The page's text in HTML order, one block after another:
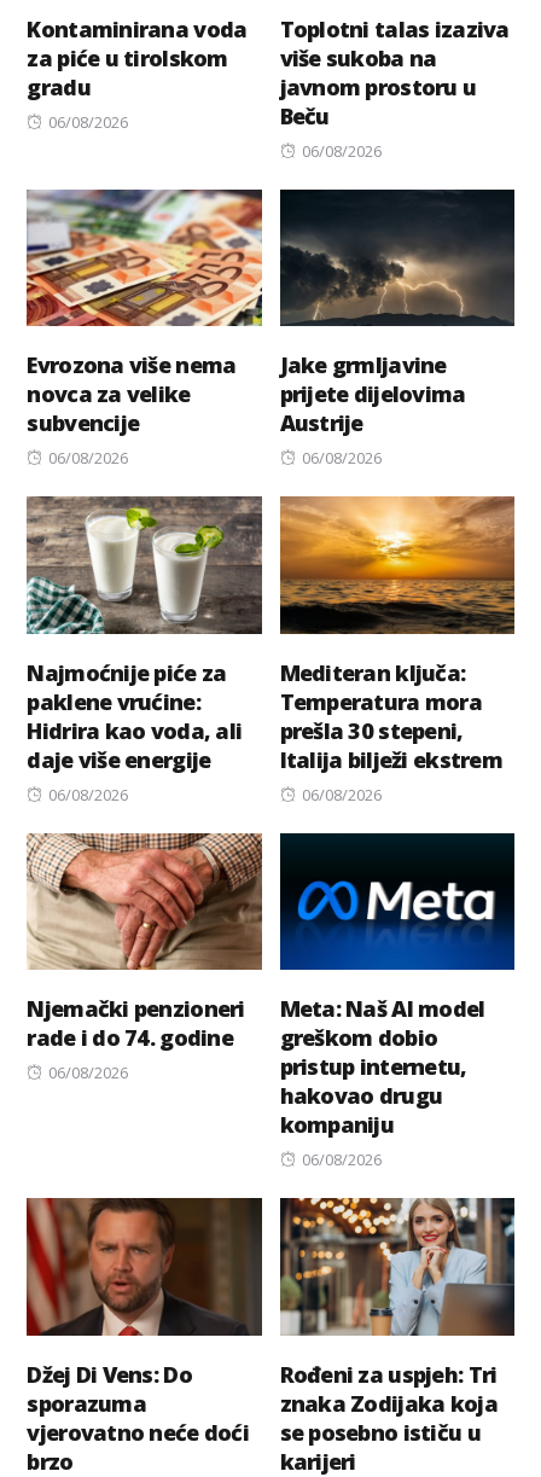
Kontaminirana voda
za piće u tirolskom
gradu
Posted
06/08/2026
Toplotni talas izaziva
više sukoba na
javnom prostoru u
Beču
Posted
06/08/2026
Evrozona više nema
novca za velike
subvencije
Posted
06/08/2026
Jake grmljavine
prijete dijelovima
Austrije
Posted
06/08/2026
Najmoćnije piće za
paklene vrućine:
Hidrira kao voda, ali
daje više energije
Posted
06/08/2026
Mediteran ključa:
Temperatura mora
prešla 30 stepeni,
Italija bilježi ekstrem
Posted
06/08/2026
Njemački penzioneri
rade i do 74. godine
Posted
06/08/2026
Meta: Naš AI model
greškom dobio
pristup internetu,
hakovao drugu
kompaniju
Posted
06/08/2026
Džej Di Vens: Do
sporazuma
vjerovatno neće doći
brzo
Rođeni za uspjeh: Tri
znaka Zodijaka koja
se posebno ističu u
karijeri